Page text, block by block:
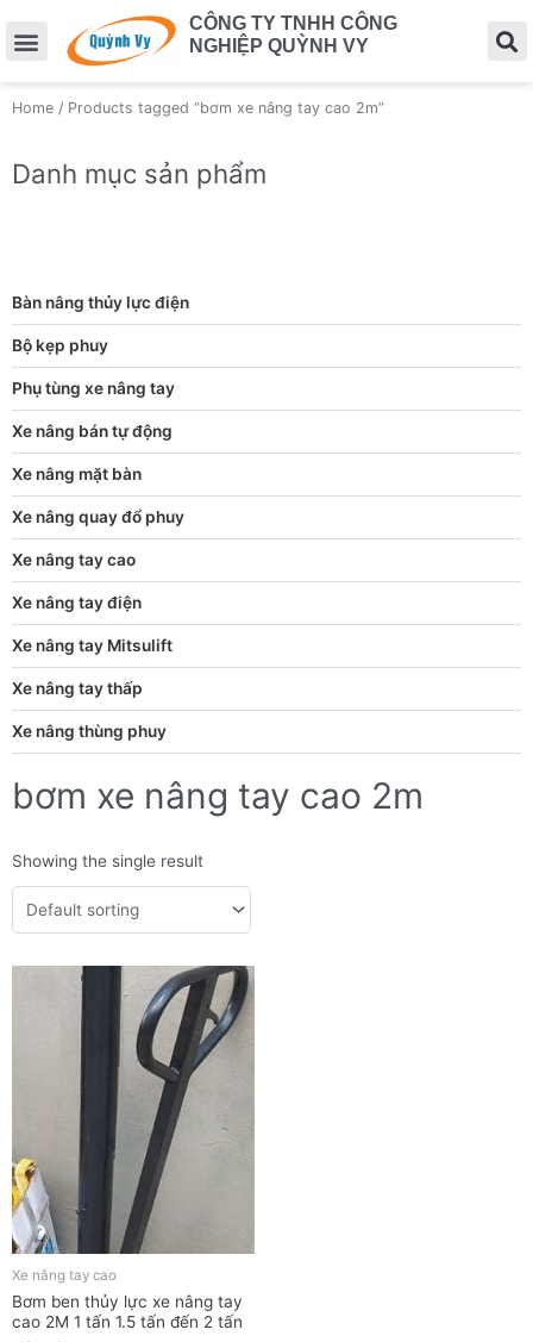
CÔNG TY TNHH CÔNG
NGHIỆP QUỲNH VY
Home / Products tagged “bơm xe nâng tay cao 2m”
Danh mục sản phẩm
Bàn nâng thủy lực điện
Bộ kẹp phuy
Phụ tùng xe nâng tay
Xe nâng bán tự động
Xe nâng mặt bàn
Xe nâng quay đổ phuy
Xe nâng tay cao
Xe nâng tay điện
Xe nâng tay Mitsulift
Xe nâng tay thấp
Xe nâng thùng phuy
bơm xe nâng tay cao 2m
Showing the single result
Xe nâng tay cao
Bơm ben thủy lực xe nâng tay
cao 2M 1 tấn 1.5 tấn đến 2 tấn